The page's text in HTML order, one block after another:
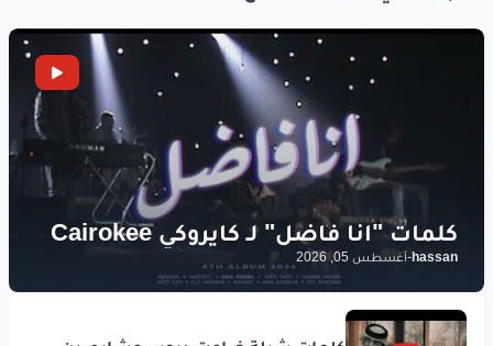
hassan
-أغسطس 05, 2026